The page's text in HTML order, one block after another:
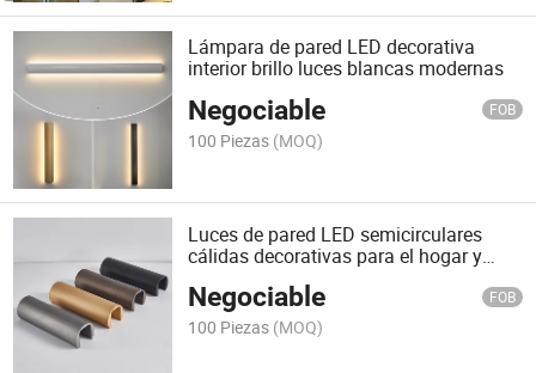
Lámpara de pared LED decorativa
interior brillo luces blancas modernas
Negociable FOB
100 Piezas (MOQ)
Luces de pared LED semicirculares
cálidas decorativas para el hogar y
Negociable FOB
100 Piezas (MOQ)